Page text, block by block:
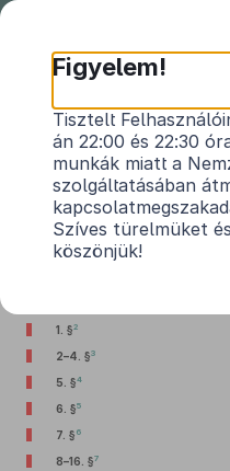
2004. évi
a hivatalos iratok
szabályokat
módosításáról,
szóló1994. évi LIII.
célú
1. §2
2–4. §3
5. §4
6. §5
7. § 6
8–16. §7
Figyelem!
Tisztelt
án 22:00 és 22:30
munkák miatt a
szolgáltatásában
Szíves türelmüket
köszönjük!